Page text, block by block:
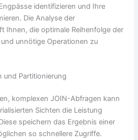
identifizieren und Ihre
Die Analyse der
Ihnen, die optimale Reihenfolge der
unnötige Operationen zu
und Partitionierung
komplexen JOIN-Abfragen kann
Sichten die Leistung
speichern das Ergebnis einer
so schnellere Zugriffe.